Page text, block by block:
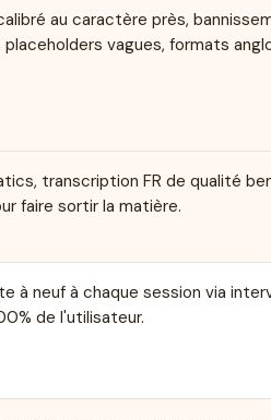
au caractère près,
vagues, formats
transcription FR de qualité
faire sortir la matière.
à neuf à chaque session via
de l'utilisateur.